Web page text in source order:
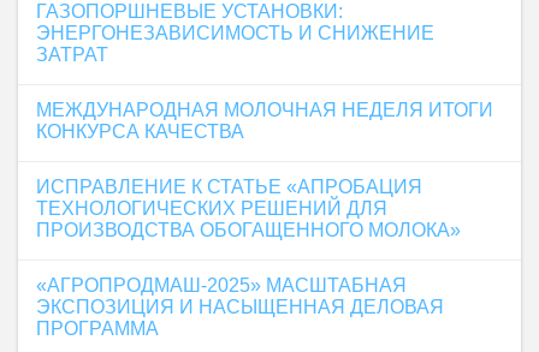
ГАЗОПОРШНЕВЫЕ УСТАНОВКИ:
ЭНЕРГОНЕЗАВИСИМОСТЬ И СНИЖЕНИЕ
ЗАТРАТ
МЕЖДУНАРОДНАЯ МОЛОЧНАЯ НЕДЕЛЯ ИТОГИ
КОНКУРСА КАЧЕСТВА
ИСПРАВЛЕНИЕ К СТАТЬЕ «АПРОБАЦИЯ
ТЕХНОЛОГИЧЕСКИХ РЕШЕНИЙ ДЛЯ
ПРОИЗВОДСТВА ОБОГАЩЕННОГО МОЛОКА»
«АГРОПРОДМАШ-2025» МАСШТАБНАЯ
ЭКСПОЗИЦИЯ И НАСЫЩЕННАЯ ДЕЛОВАЯ
ПРОГРАММА